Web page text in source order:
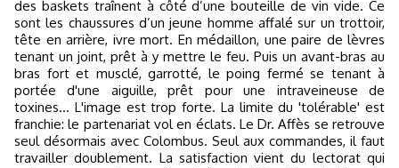
des baskets traînent à côté d’une bouteille de vin vide. Ce
sont les chaussures d’un jeune homme affalé sur un trottoir,
tête en arrière, ivre mort. En médaillon, une paire de lèvres
tenant un joint, prêt à y mettre le feu. Puis un avant-bras au
bras fort et musclé, garrotté, le poing fermé se tenant à
portée d'une aiguille, prêt pour une intraveineuse de
toxines… L'image est trop forte. La limite du 'tolérable' est
franchie: le partenariat vol en éclats. Le Dr. Affès se retrouve
seul désormais avec Colombus. Seul aux commandes, il faut
travailler doublement. La satisfaction vient du lectorat qui